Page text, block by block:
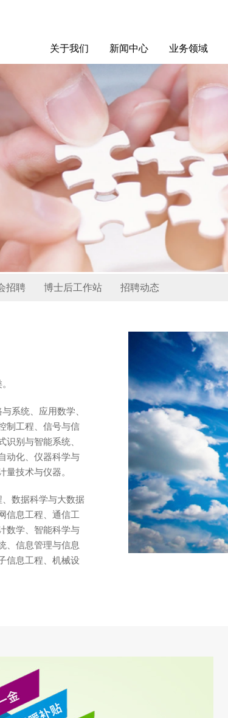
关于我们
集团介绍
全球布局
发展历程
资源资质
联系我们
新闻中心
yabo.com东莞市
东坑兴强亚精密
五金加工厂新闻
业务领域
智能电网
智慧能源
智慧城市
招聘 博士后工作站 招聘动态
系统、应用数学、
制工程、信号与信
识别与智能系统、
动化、仪器科学与
量技术与仪器。
数据科学与大数据
信息工程、通信工
数学、智能科学与
、信息管理与信息
信息工程、机械设